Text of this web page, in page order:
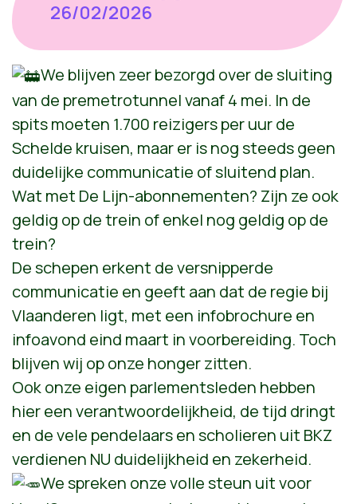
26/02/2026
We blijven zeer bezorgd over de sluiting
van de premetrotunnel vanaf 4 mei. In de
spits moeten 1.700 reizigers per uur de
Schelde kruisen, maar er is nog steeds geen
duidelijke communicatie of sluitend plan.
Wat met De Lijn-abonnementen? Zijn ze ook
geldig op de trein of enkel nog geldig op de
trein?
De schepen erkent de versnipperde
communicatie en geeft aan dat de regie bij
Vlaanderen ligt, met een infobrochure en
infoavond eind maart in voorbereiding. Toch
blijven wij op onze honger zitten.
Ook onze eigen parlementsleden hebben
hier een verantwoordelijkheid, de tijd dringt
en de vele pendelaars en scholieren uit BKZ
verdienen NU duidelijkheid en zekerheid.
We spreken onze volle steun uit voor